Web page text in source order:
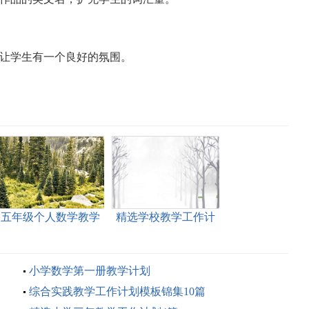
学生有一个良好的氛围。
五年级个人数学教学
精选学校教学工作计
小学数学第一册教学计划
综合实践教学工作计划模板锦集10篇